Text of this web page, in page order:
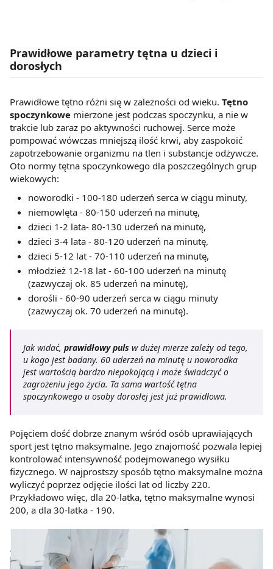
Prawidłowe parametry tętna u dzieci i
dorosłych
Prawidłowe tętno różni się w zależności od wieku. Tętno
spoczynkowe mierzone jest podczas spoczynku, a nie w
trakcie lub zaraz po aktywności ruchowej. Serce może
pompować wówczas mniejszą ilość krwi, aby zaspokoić
zapotrzebowanie organizmu na tlen i substancje odżywcze.
Oto normy tętna spoczynkowego dla poszczególnych grup
wiekowych:
noworodki - 100-180 uderzeń serca w ciągu minuty,
niemowlęta - 80-150 uderzeń na minutę,
dzieci 1-2 lata- 80-130 uderzeń na minutę,
dzieci 3-4 lata - 80-120 uderzeń na minutę,
dzieci 5-12 lat - 70-110 uderzeń na minutę,
młodzież 12-18 lat - 60-100 uderzeń na minutę
(zazwyczaj ok. 85 uderzeń na minutę),
dorośli - 60-90 uderzeń serca w ciągu minuty
(zazwyczaj ok. 70 uderzeń na minutę).
Jak widać, prawidłowy puls w dużej mierze zależy od tego,
u kogo jest badany. 60 uderzeń na minutę u noworodka
jest wartością bardzo niepokojącą i może świadczyć o
zagrożeniu jego życia. Ta sama wartość tętna
spoczynkowego u osoby dorosłej jest już prawidłowa.
Pojęciem dość dobrze znanym wśród osób uprawiających
sport jest tętno maksymalne. Jego znajomość pozwala lepiej
kontrolować intensywność podejmowanego wysiłku
fizycznego. W najprostszy sposób tętno maksymalne można
wyliczyć poprzez odjęcie ilości lat od liczby 220.
Przykładowo więc, dla 20-latka, tętno maksymalne wynosi
200, a dla 30-latka - 190.